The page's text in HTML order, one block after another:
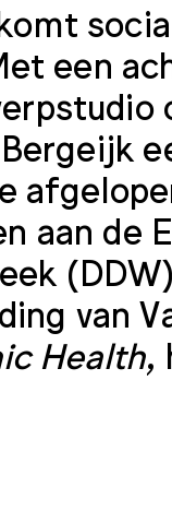
een
aan de
van
Health,